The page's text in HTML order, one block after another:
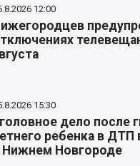
12:00
15:30
дело после
ребенка в ДТП
Нижнем Новгороде